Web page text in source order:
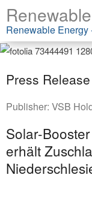
Renewable Energy
Press Release
Publisher: VSB
Solar-
erhält